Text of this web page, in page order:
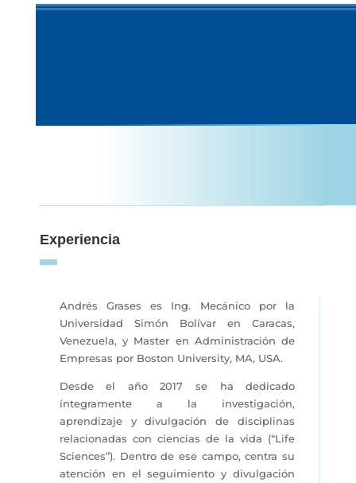
Experiencia
Andrés Grases es Ing. Mecánico por la
Universidad Simón Bolívar en Caracas,
Venezuela, y Master en Administración de
Empresas por Boston University, MA, USA.
Desde el año 2017 se ha dedicado
íntegramente a la investigación,
aprendizaje y divulgación de disciplinas
relacionadas con ciencias de la vida (“Life
Sciences”). Dentro de ese campo, centra su
atención en el seguimiento y divulgación